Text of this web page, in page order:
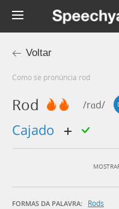
Voltar
Como se pronúncia rod
Rod /rɑd/
cajado
FORMAS DA PALAVRA: Rods